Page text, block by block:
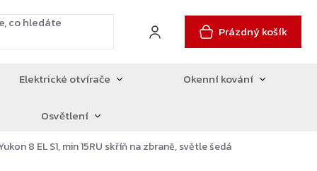
Prázdný košík
Elektrické otvírače
Okenní kování
Osvětlení
8 EL S1, min 15RU skříň na zbraně, světle šedá